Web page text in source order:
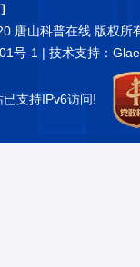
唐山科普在线 版权所
号-1 | 技术支持：
已支持IPv6访问!